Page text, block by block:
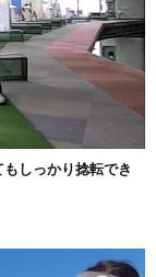
しっかり捻転でき